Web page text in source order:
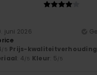
juni 2026
/5 Prijs-kwaliteitverhouding
: 4/5 Kleur: 5/5